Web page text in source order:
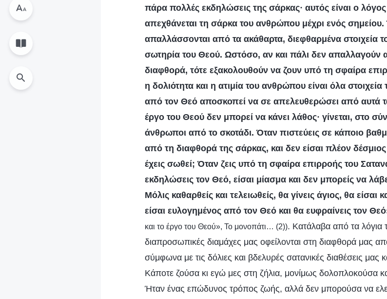
πάρα πολλές εκδηλώσεις της σάρκας· αυτός είναι ο
απεχθάνεται τη σάρκα του ανθρώπου μέχρι ενός
απαλλάσσονται από τα ακάθαρτα, διεφθαρμένα στοιχεία
σωτηρία του Θεού. Ωστόσο, αν και πάλι δεν απαλλαγούν
διαφθορά, τότε εξακολουθούν να ζουν υπό τη σφαίρα
η δολιότητα και η ατιμία του ανθρώπου είναι όλα
από τον Θεό αποσκοπεί να σε απελευθερώσει από αυτά
έργο του Θεού δεν μπορεί να κάνει λάθος· γίνεται, στο
άνθρωποι από το σκοτάδι. Όταν πιστεύεις σε κάποιο
από τη διαφθορά της σάρκας, και δεν είσαι πλέον
έχεις σωθεί; Όταν ζεις υπό τη σφαίρα επιρροής του
εκδηλώσεις τον Θεό, είσαι μίασμα και δεν μπορείς να
Μόλις καθαρθείς και τελειωθείς, θα γίνεις άγιος, θα
είσαι ευλογημένος από τον Θεό και θα ευφραίνεις τον Θεό
και το έργο του Θεού», Το μονοπάτι… (2)). Κατάλαβα από τα λόγια
διαπροσωπικές διαμάχες μας οφείλονται στη διαφθορά μας
σύμφωνα με τις δόλιες και βδελυρές σατανικές διαθέσεις μας
Κάποτε ζούσα κι εγώ μες στη ζήλια, μονίμως δολοπλοκούσα
Ήταν ένας επώδυνος τρόπος ζωής, αλλά δεν μπορούσα να